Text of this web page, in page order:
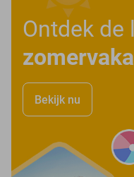
Ontdek de
Bekijk nu